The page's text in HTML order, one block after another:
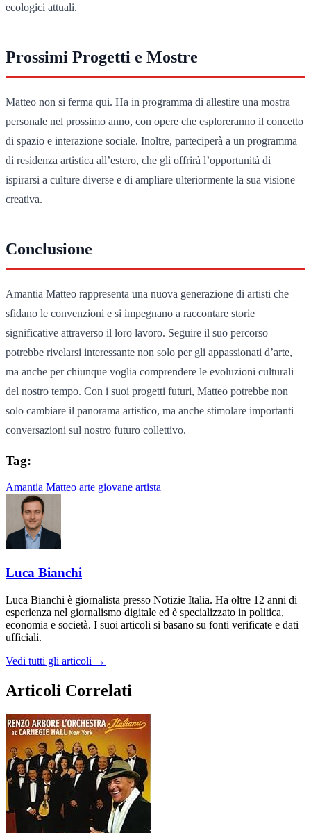
ecologici attuali.
Prossimi Progetti e Mostre
Matteo non si ferma qui. Ha in programma di allestire una mostra
personale nel prossimo anno, con opere che esploreranno il concetto
di spazio e interazione sociale. Inoltre, parteciperà a un programma
di residenza artistica all’estero, che gli offrirà l’opportunità di
ispirarsi a culture diverse e di ampliare ulteriormente la sua visione
creativa.
Conclusione
Amantia Matteo rappresenta una nuova generazione di artisti che
sfidano le convenzioni e si impegnano a raccontare storie
significative attraverso il loro lavoro. Seguire il suo percorso
potrebbe rivelarsi interessante non solo per gli appassionati d’arte,
ma anche per chiunque voglia comprendere le evoluzioni culturali
del nostro tempo. Con i suoi progetti futuri, Matteo potrebbe non
solo cambiare il panorama artistico, ma anche stimolare importanti
conversazioni sul nostro futuro collettivo.
Tag:
Amantia Matteo arte giovane artista
Luca Bianchi
Luca Bianchi è giornalista presso Notizie Italia. Ha oltre 12 anni di
esperienza nel giornalismo digitale ed è specializzato in politica,
economia e società. I suoi articoli si basano su fonti verificate e dati
ufficiali.
Vedi tutti gli articoli →
Articoli Correlati